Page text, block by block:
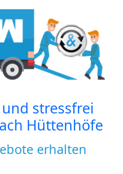
stressfrei
Hüttenhöfe
erhalten